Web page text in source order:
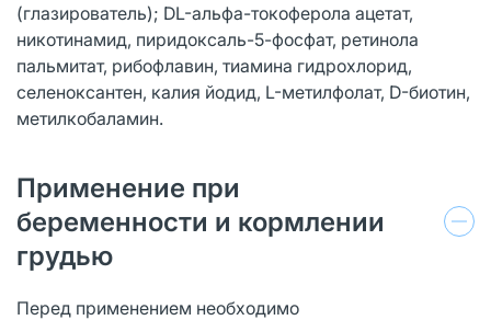
(глазирователь); DL-альфа-токоферола ацетат,
никотинамид, пиридоксаль-5-фосфат, ретинола
пальмитат, рибофлавин, тиамина гидрохлорид,
селеноксантен, калия йодид, L-метилфолат, D-биотин,
метилкобаламин.
Применение при
беременности и кормлении
грудью
Перед применением необходимо